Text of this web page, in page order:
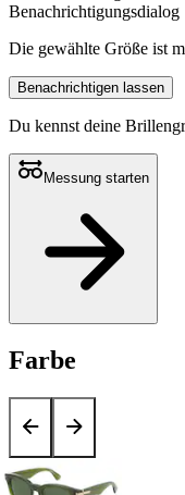
Benachrichtigungsdialog
Die gewählte Größe ist
Benachrichtigen lassen
Du kennst deine
Messung starten
Farbe